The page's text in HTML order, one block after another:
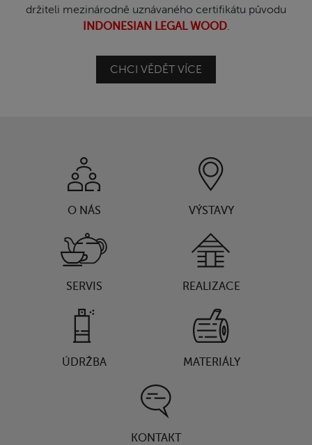
držiteli mezinárodně uznávaného certifikátu původu
INDONESIAN LEGAL WOOD.
CHCI VĚDĚT VÍCE
O NÁS VÝSTAVY
SERVIS REALIZACE
ÚDRŽBA MATERIÁLY
KONTAKT